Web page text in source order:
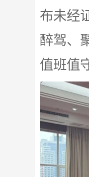
布未经
醉驾、
值班值